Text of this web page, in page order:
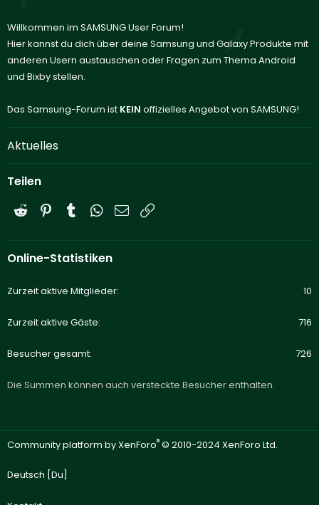
Willkommen im SAMSUNG User Forum!
Hier kannst du dich über deine Samsung und Galaxy Produkte mit
anderen Usern austauschen oder Fragen zum Thema Android
und Bixby stellen.
Das Samsung-Forum ist KEIN offizielles Angebot von SAMSUNG!
Aktuelles
Teilen
Reddit PinterestTumblrWhatsApp
E-Mail
Online-Statistiken
Zurzeit aktive Mitglieder 10
Zurzeit aktive Gäste 716
Besucher gesamt 726
Die Summen können auch versteckte Besucher enthalten.
Community platform by XenForo® © 2010-2024 XenForo Ltd.
Deutsch [Du]